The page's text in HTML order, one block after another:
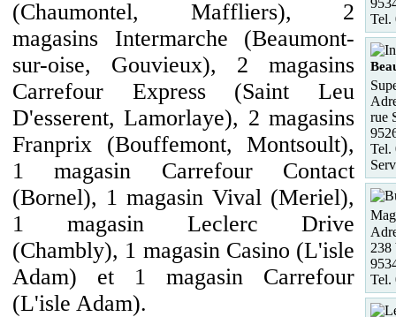
(Chaumontel, Maffliers), 2
magasins Intermarche (Beaumont-
sur-oise, Gouvieux), 2 magasins
Carrefour Express (Saint Leu
D'esserent, Lamorlaye), 2 magasins
Franprix (Bouffemont, Montsoult),
1 magasin Carrefour Contact
(Bornel), 1 magasin Vival (Meriel),
1 magasin Leclerc Drive
(Chambly), 1 magasin Casino (L'isle
Adam) et 1 magasin Carrefour
(L'isle Adam).
Tel.
rue
Tel.
238
Tel.